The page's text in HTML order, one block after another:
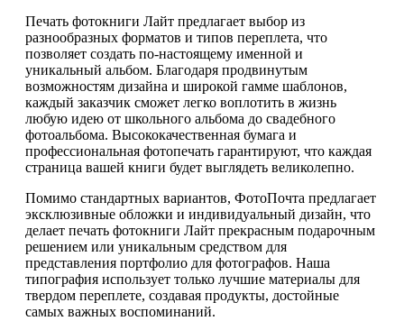
Печать фотокниги Лайт предлагает выбор из
разнообразных форматов и типов переплета, что
позволяет создать по-настоящему именной и
уникальный альбом. Благодаря продвинутым
возможностям дизайна и широкой гамме шаблонов,
каждый заказчик сможет легко воплотить в жизнь
любую идею от школьного альбома до свадебного
фотоальбома. Высококачественная бумага и
профессиональная фотопечать гарантируют, что каждая
страница вашей книги будет выглядеть великолепно.
Помимо стандартных вариантов, ФотоПочта предлагает
эксклюзивные обложки и индивидуальный дизайн, что
делает печать фотокниги Лайт прекрасным подарочным
решением или уникальным средством для
представления портфолио для фотографов. Наша
типография использует только лучшие материалы для
твердом переплете, создавая продукты, достойные
самых важных воспоминаний.